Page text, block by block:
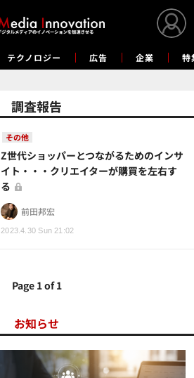
テクノロジー 広告 企業 特
調査報告
その他
2023.4.30 Sun 21:02
Z世代ショッパーとつながるためのインサ
イト・・・クリエイターが購買を左右す
る
前田邦宏
Page 1 of 1
お知らせ